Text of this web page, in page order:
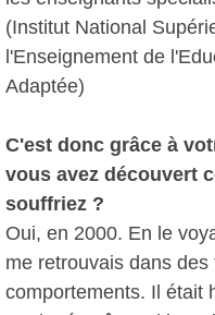
(Institut National
l'Enseignement de
Adaptée)
C'est donc grâce à
vous avez découvert
souffriez ?
Oui, en 2000. En le
me retrouvais dans des
comportements. Il était